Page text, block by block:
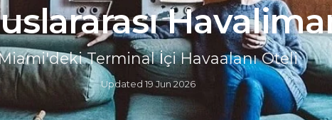
Terminal İçi Havaalanı Oteli
Updated19 Jun 2026